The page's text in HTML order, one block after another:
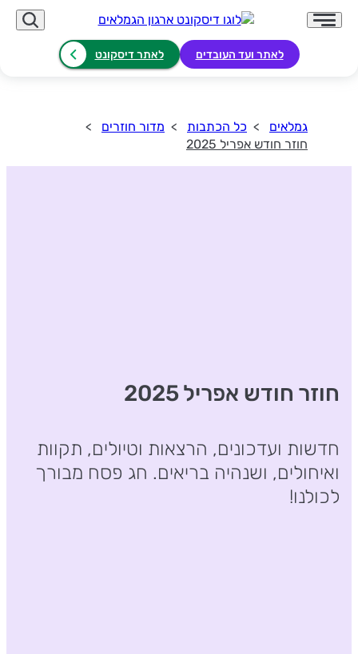
לאתר ועד העובדים לאתר דיסקונט
גמלאים כל הכתבות
מדור חוזרים
חוזר חודש אפריל 2025
חוזר חודש אפריל 2025
חדשות ועדכונים, הרצאות וטיולים, תקוות
ואיחולים, ושנהיה בריאים. חג פסח מבורך
לכולנו!